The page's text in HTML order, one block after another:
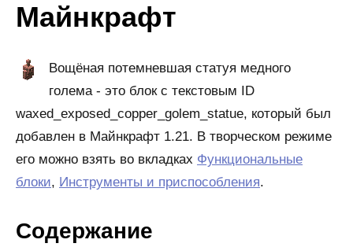
Майнкрафт
Вощёная потемневшая статуя медного
голема - это блок с текстовым ID
waxed_exposed_copper_golem_statue, который был
добавлен в Майнкрафт 1.21. В творческом режиме
его можно взять во вкладках Функциональные
блоки, Инструменты и приспособления.
Содержание